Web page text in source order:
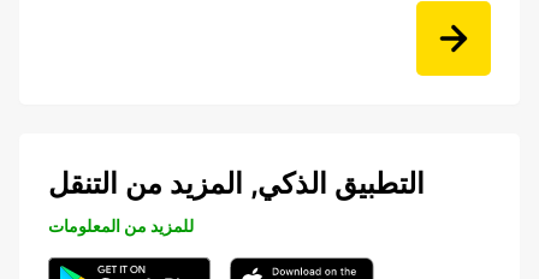
التطبيق الذكي, المزيد من التنقل
للمزيد من المعلومات